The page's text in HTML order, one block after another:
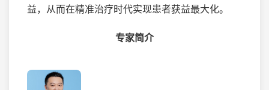
益，从而在精准治疗时代实现患者获益最大化。
专家简介